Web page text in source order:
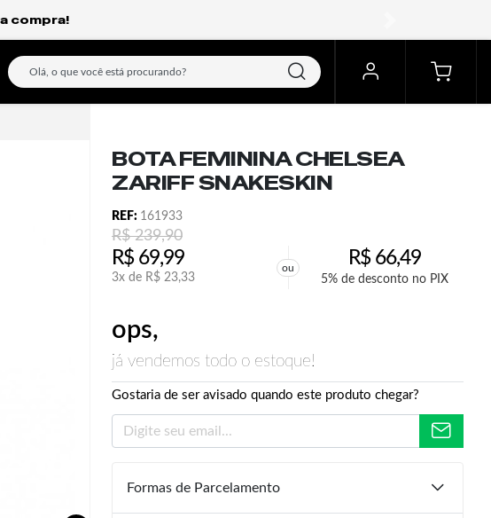
Paulo.
BOTA FEMININA CHELSEA
ZARIFF SNAKESKIN
REF: 161933
R$239,90
R$69,99
3x de R$ 23,33
ou R$66,49
5% de desconto no PIX
ops,
já vendemos todo o estoque!
Gostaria de ser avisado quando este produto chegar?
Formas de Parcelamento